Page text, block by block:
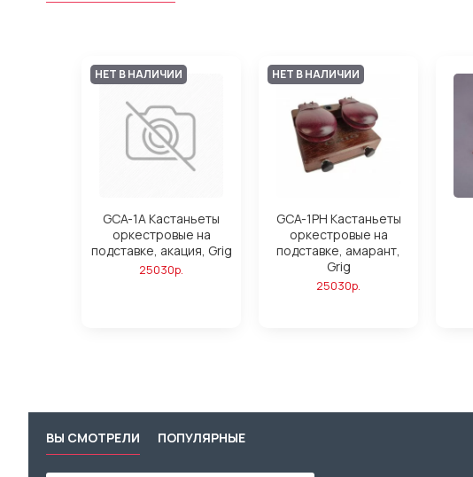
НЕТ В НАЛИЧИИ
GCA-1A Кастаньеты
оркестровые на
подставке, акация, Grig
25030р.
НЕТ В НАЛИЧИИ
GCA-1PH Кастаньеты
оркестровые на
подставке, амарант,
Grig
25030р.
ВЫ СМОТРЕЛИ ПОПУЛЯРНЫЕ